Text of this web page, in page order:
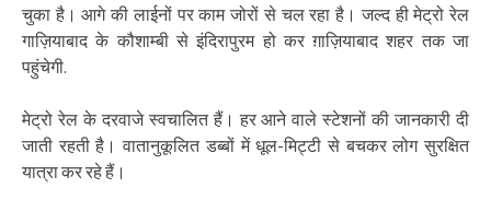
चुका है। आगे की लाईनों पर काम जोरों से चल रहा है। जल्द ही मेट्रो रेल
गाज़ियाबाद के कौशाम्बी से इंदिरापुरम हो कर ग़ाज़ियाबाद शहर तक जा
पहुंचेगी.
मेट्रो रेल के दरवाजे स्वचालित हैं। हर आने वाले स्टेशनों की जानकारी दी
जाती रहती है। वातानुकूलित डब्बों में धूल-मिट्टी से बचकर लोग सुरक्षित
यात्रा कर रहे हैं।